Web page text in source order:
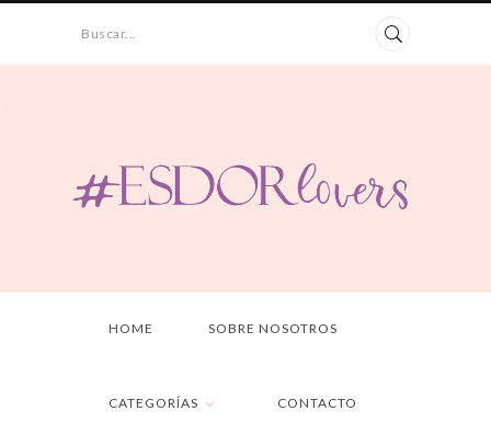
Buscar...
HOME SOBRE NOSOTROS
CATEGORÍAS CONTACTO